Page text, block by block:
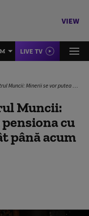
VIEW
LIVE TV
Minerii se vor putea pensiona cu 2 ani mai târziu decât până acum
Muncii:
cu
până acum